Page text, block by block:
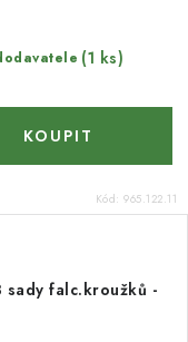
(1 ks)
Kód: 965.122.11
sady falc.kroužků -